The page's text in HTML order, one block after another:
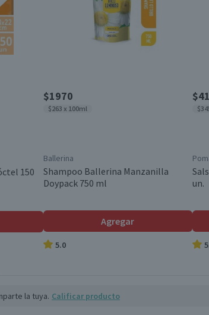
8 unidades
Con aplicador
150
$1970
$263 x 100ml
Ballerina
Shampoo Ballerina Manzanilla
Doypack 750 ml
Agregar
5.0
un.
la tuya. Calificar producto